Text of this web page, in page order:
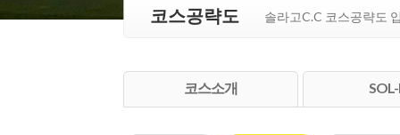
코스공략도 솔라고C.C 코스공략도
코스소개